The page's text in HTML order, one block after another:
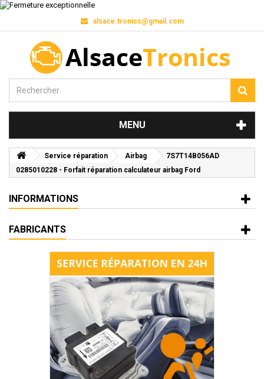
alsace.tronics@gmail.com
MENU
Service réparation Airbag
7S7T14B056AD
0285010228 - Forfait réparation calculateur airbag Ford
INFORMATIONS
FABRICANTS